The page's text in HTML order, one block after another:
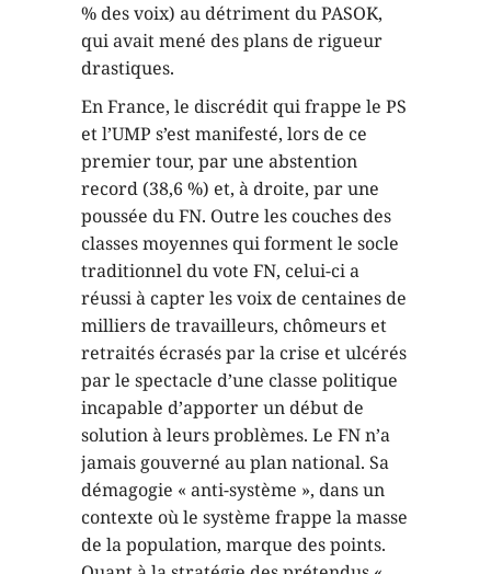
% des voix) au détriment du PASOK,
qui avait mené des plans de rigueur
drastiques.
En France, le discrédit qui frappe le PS
et l’UMP s’est manifesté, lors de ce
premier tour, par une abstention
record (38,6 %) et, à droite, par une
poussée du FN. Outre les couches des
classes moyennes qui forment le socle
traditionnel du vote FN, celui-ci a
réussi à capter les voix de centaines de
milliers de travailleurs, chômeurs et
retraités écrasés par la crise et ulcérés
par le spectacle d’une classe politique
incapable d’apporter un début de
solution à leurs problèmes. Le FN n’a
jamais gouverné au plan national. Sa
démagogie « anti-système », dans un
contexte où le système frappe la masse
de la population, marque des points.